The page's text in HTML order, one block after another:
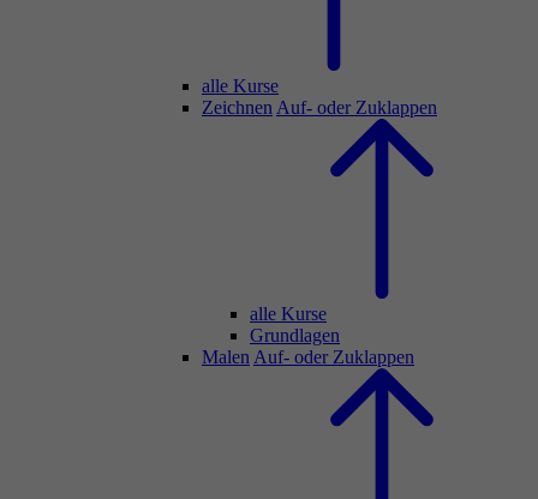
alle Kurse
Zeichnen Auf- oder Zuklappen
alle Kurse
Grundlagen
Malen Auf- oder Zuklappen